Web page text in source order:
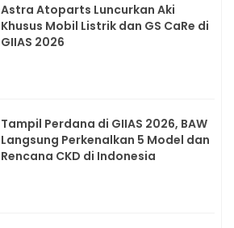
Astra Atoparts Luncurkan Aki
Khusus Mobil Listrik dan GS CaRe di
GIIAS 2026
Tampil Perdana di GIIAS 2026, BAW
Langsung Perkenalkan 5 Model dan
Rencana CKD di Indonesia